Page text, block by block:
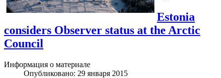
Estonia
considers Observer status at the Arctic
Council
Информация о материале
Опубликовано: 29 января 2015